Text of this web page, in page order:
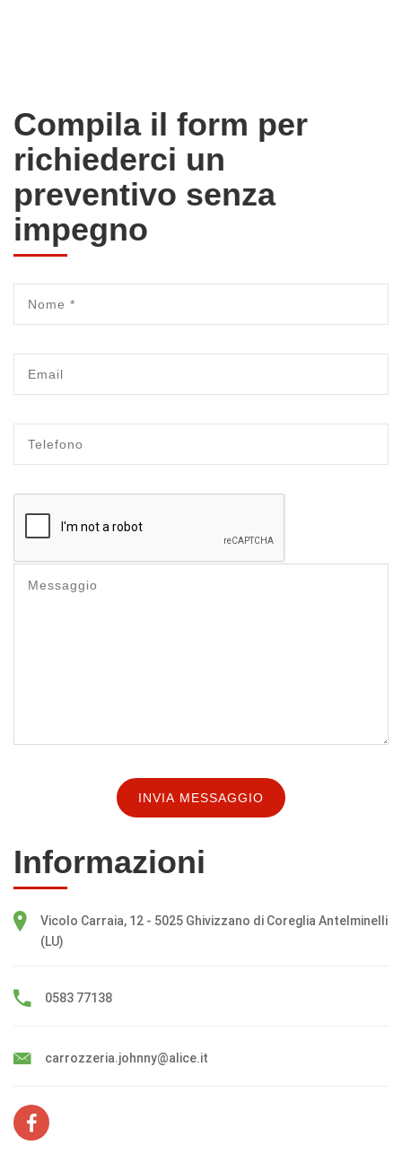
Compila il form per
richiederci un
preventivo senza
impegno
INVIA MESSAGGIO
Informazioni
Vicolo Carraia, 12 - 5025 Ghivizzano di Coreglia Antelminelli
(LU)
0583 77138
carrozzeria.johnny@alice.it